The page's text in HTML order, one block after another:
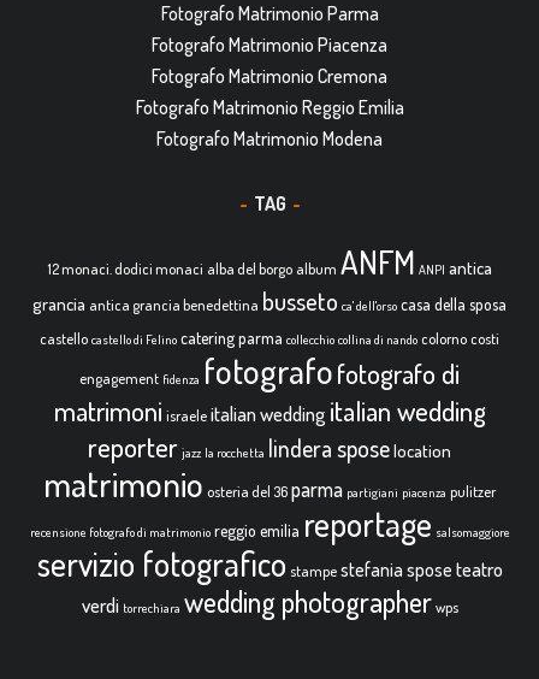
Fotografo Matrimonio Parma
Fotografo Matrimonio Piacenza
Fotografo Matrimonio Cremona
Fotografo Matrimonio Reggio Emilia
Fotografo Matrimonio Modena
TAG
12 monaci. dodici monaci alba del borgo album ANFM ANPI antica
grancia antica grancia benedettina busseto ca' dell'orso casa della sposa
castello castello di Felino catering parma collecchio collina di nando colorno costi
engagement fidenza fotografofotografo di
matrimoni israele italian wedding italian wedding
reporter jazz la rocchetta lindera sposelocation
matrimonio osteria del 36parma partigiani piacenza pulitzer
recensione fotografo di matrimonio reggio emilia reportage salsomaggiore
servizio fotografico stampe stefania spose teatro
verdi torrechiara wedding photographer wps